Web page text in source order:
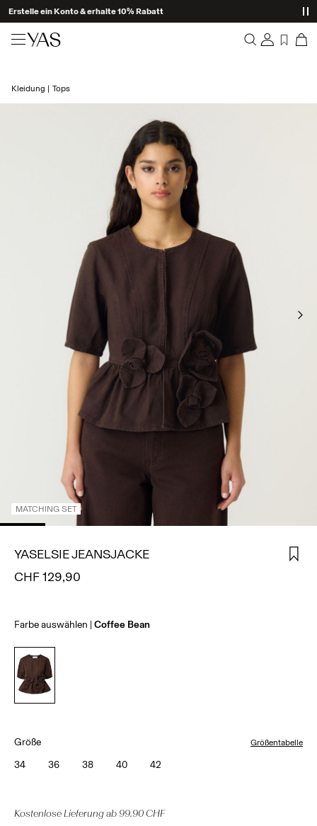
Erstelle ein Konto & erhalte 10% Rabatt
Wunschliste
Ich brauche Hilfe
Abmelden
Kleidung
Tolle Angebote
High Summer
Kleidung Tops
MATCHING SET
YASELSIE JEANSJACKE
CHF 129,90
Farbe auswählen Coffee Bean
Größe Größentabelle
34 36 38 40 42
Kostenlose Lieferung ab 99.90 CHF